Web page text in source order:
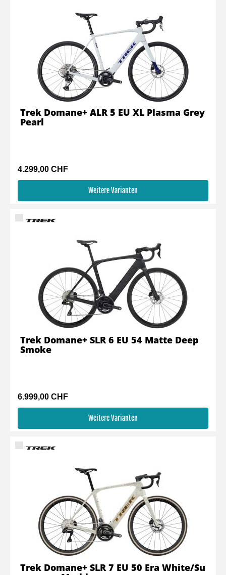
4.299,00 CHF
Weitere Varianten
Trek Domane+ ALR 5 EU XL Plasma Grey
Pearl
6.999,00 CHF
Weitere Varianten
Trek Domane+ SLR 6 EU 54 Matte Deep
Smoke
Trek Domane+ SLR 7 EU 50 Era White/Su